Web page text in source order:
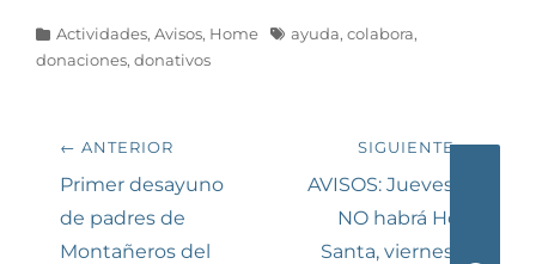
Categorías
Actividades, Avisos, Home Etiquetas
ayuda, colabora,
donaciones, donativos
Navegación
de
entradas
← ANTERIOR
Entrada
anterior:
Primer desayuno
de padres de
Montañeros del
SIGUIENTE →
Siguiente
entrada:
AVISOS: Jueves 12
NO habrá Hora
Santa, viernes 13